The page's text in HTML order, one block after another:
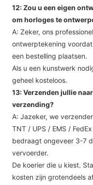
12: Zou u een eigen
om horloges te
A: Zeker, ons
ontwerptekening
een bestelling plaatsen.
Als u een kunstwerk
geheel kosteloos.
13: Verzenden jullie
verzending?
A: Jazeker, we
TNT / UPS / EMS /
bedraagt ​​ongeveer 3-7
vervoerder.
De koerier die u kiest.
kosten zijn grotendeels